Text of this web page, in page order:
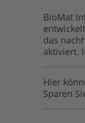
BioMat
das
aktiviert.
Hier
Sparen